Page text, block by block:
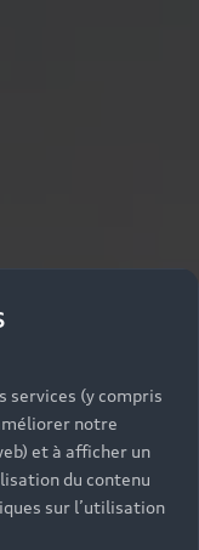
services (y compris
notre
et à afficher un
du contenu
sur l’utilisation